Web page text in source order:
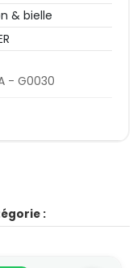
& bielle
- G0030
: